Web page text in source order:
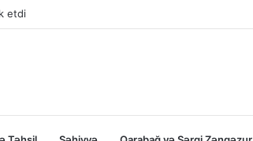
etdi